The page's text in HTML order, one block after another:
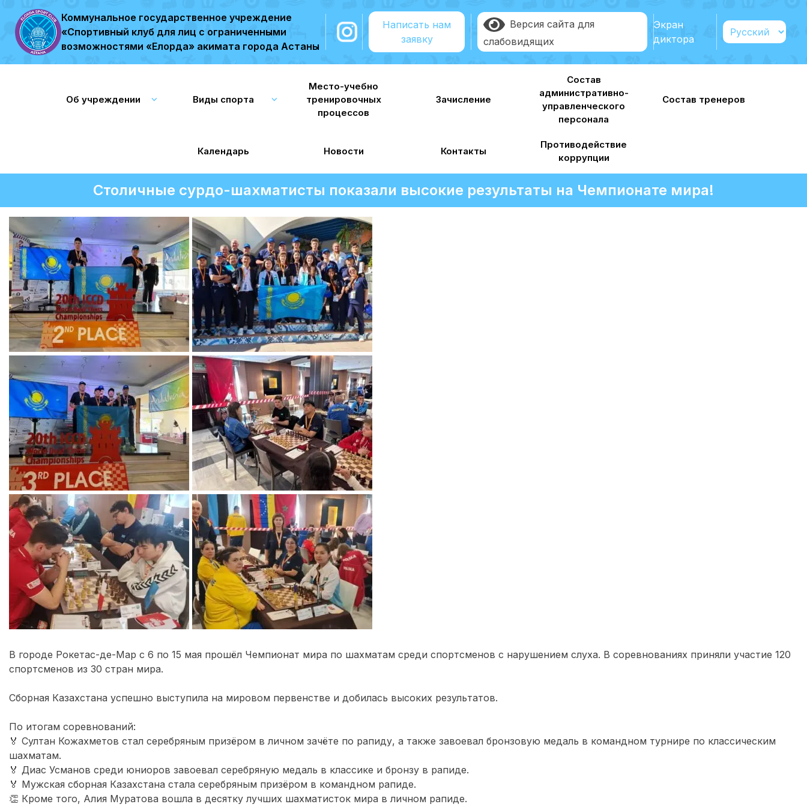
Коммунальное государственное учреждение
«Спортивный клуб для лиц с ограниченными
возможностями «Елорда» акимата города Астаны
Написать нам
заявку
Версия сайта для
слабовидящих
Экран
диктора
Об учреждении Виды спорта
Место-учебно
тренировочных
процессов
Зачисление
Состав
административно-
управленческого
персонала
Состав тренеров
Календарь Новости Контакты
Противодействие
коррупции
Столичные сурдо-шахматисты показали высокие результаты на Чемпионате мира!
В городе Рокетас-де-Мар с 6 по 15 мая прошёл Чемпионат мира по шахматам среди спортсменов с нарушением слуха. В соревнованиях приняли участие 120
спортсменов из 30 стран мира.
Сборная Казахстана успешно выступила на мировом первенстве и добилась высоких результатов.
По итогам соревнований:
🏅 Султан Кожахметов стал серебряным призёром в личном зачёте по рапиду, а также завоевал бронзовую медаль в командном турнире по классическим
шахматам.
🏅 Диас Усманов среди юниоров завоевал серебряную медаль в классике и бронзу в рапиде.
🏅 Мужская сборная Казахстана стала серебряным призёром в командном рапиде.
👏 Кроме того, Алия Муратова вошла в десятку лучших шахматисток мира в личном рапиде.